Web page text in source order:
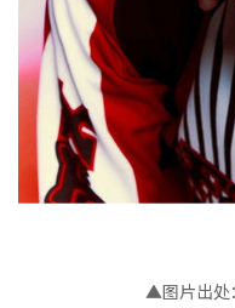
▲图片出